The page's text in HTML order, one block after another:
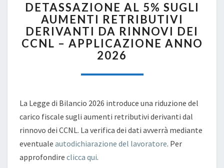
AL
5%
SUGLI
AUMENTI
RETRIBUTIVI
DERIVANTI
DA
CCNL
–
APPLICAZIONE
ANNO
DETASSAZIONE AL 5% SUGLI
AUMENTI RETRIBUTIVI
DERIVANTI DA RINNOVI DEI
CCNL – APPLICAZIONE ANNO
2026
La Legge di Bilancio 2026 introduce una riduzione del
carico fiscale sugli aumenti retributivi derivanti dal
rinnovo dei CCNL. La verifica dei dati avverrà mediante
eventuale autodichiarazione del lavoratore. Per
approfondire clicca qui.